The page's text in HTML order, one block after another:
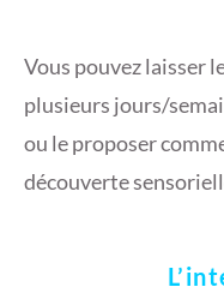
Vous pouvez laisser
plusieurs jours/
ou le proposer
découverte